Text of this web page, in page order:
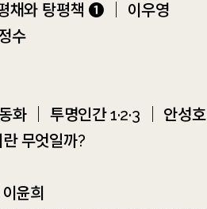
채와 탕평책 ❶ ｜ 이우영
수
화 ｜ 투명인간 1·2·3 ｜ 안성호
무엇일까?
윤희